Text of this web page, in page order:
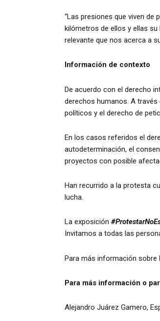
“Las presiones que viven de
kilómetros de ellos y ellas
relevante que nos acerca a
Información de contexto
De acuerdo con el derecho
derechos humanos. A
políticos y el derecho de
En los casos referidos el
autodeterminación, el
proyectos con posible
Han recurrido a la protesta
lucha.
La exposición
Invitamos a todas las
Para más información sobre
Para más información o
Alejandro Juárez Gamero,